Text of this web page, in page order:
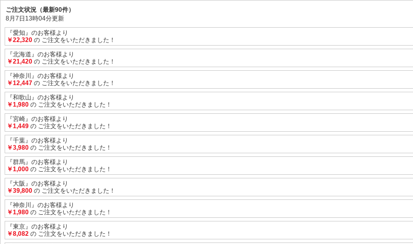
ご注文状況（最新90件）
8月7日13時04分更新
『愛知』のお客様より
￥22,320 の ご注文をいただきました！
『北海道』のお客様より
￥21,420 の ご注文をいただきました！
『神奈川』のお客様より
￥12,447 の ご注文をいただきました！
『和歌山』のお客様より
￥1,980 の ご注文をいただきました！
『宮崎』のお客様より
￥1,449 の ご注文をいただきました！
『千葉』のお客様より
￥3,980 の ご注文をいただきました！
『群馬』のお客様より
￥1,000 の ご注文をいただきました！
『大阪』のお客様より
￥39,800 の ご注文をいただきました！
『神奈川』のお客様より
￥1,980 の ご注文をいただきました！
『東京』のお客様より
￥8,082 の ご注文をいただきました！